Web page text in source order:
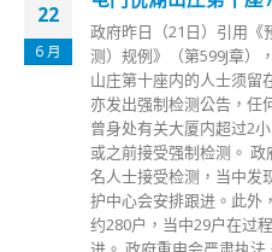
22
6 月
政府昨日（21日）引用《
测）规例》（第599J章）
山庄第十座内的人士须留
亦发出强制检测公告，任
曾身处有关大厦内超过2
或之前接受强制检测。
名人士接受检测，当中发
护中心会安排跟进。此外
约280户，当中29户在过